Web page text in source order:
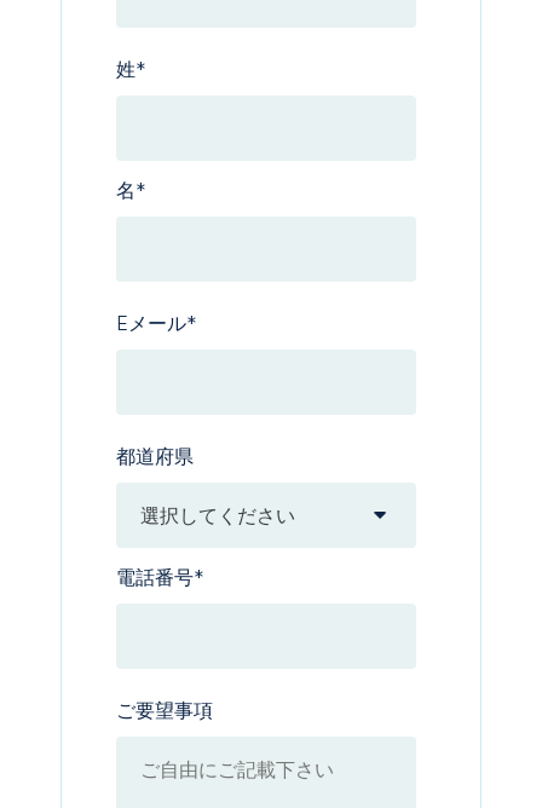
姓*
名*
Eメール*
都道府県
電話番号*
ご要望事項